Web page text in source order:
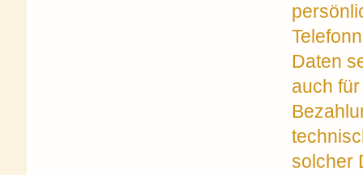
Daten
auch
solcher